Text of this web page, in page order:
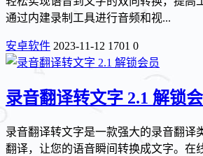
通过内建录制工具进行音频和视...
安卓软件 2023-11-12 1701 0
录音翻译转文字 2.1 解锁
录音翻译转文字是一款强大的录音翻译
翻译，让您的语音瞬间转换成文字。在